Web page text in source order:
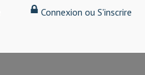
Connexion ou S'inscrire